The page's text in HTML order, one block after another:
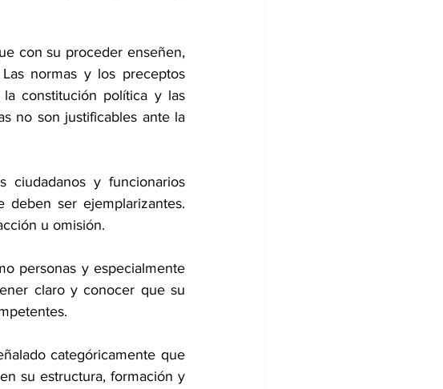
con su proceder enseñen,
normas y los preceptos
constitución política y las
no son justificables ante la
ciudadanos y funcionarios
deben ser ejemplarizantes.
u omisión.
personas y especialmente
claro y conocer que su
categóricamente que
su estructura, formación y